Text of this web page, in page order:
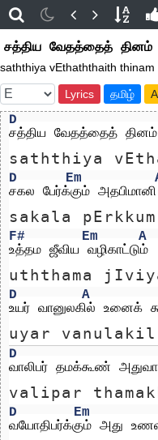
சத்திய வேதத்தைத் தினம்
saththiya vEthaththaith thinam
Lyrics தமிழ்
D
சத்திய வேதத்தைத் தினம்
saththiya
D Em
சகல பேர்க்கும் அதபிமானி
sakala
F# Em
A
உத்தம ஜீவிய வழிகாட்டும்
uththama
D A
உயர் வானுலகில் உனைக்
uyar vanulakil
D
வாலிபர் தமக்கூண்
valipar
D Em
வயோதிபர்க்கும் அது